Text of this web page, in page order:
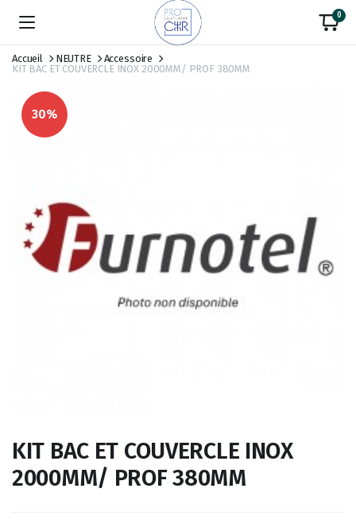
0
Accueil NEUTRE
Accessoire
KIT BAC ET COUVERCLE INOX 2000MM/ PROF 380MM
30%
KIT BAC ET COUVERCLE INOX
2000MM/ PROF 380MM